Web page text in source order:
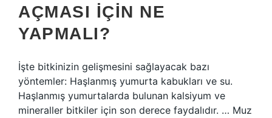
AÇMASI IÇIN NE
YAPMALI?
İşte bitkinizin gelişmesini sağlayacak bazı
yöntemler: Haşlanmış yumurta kabukları ve su.
Haşlanmış yumurtalarda bulunan kalsiyum ve
mineraller bitkiler için son derece faydalıdır. … Muz